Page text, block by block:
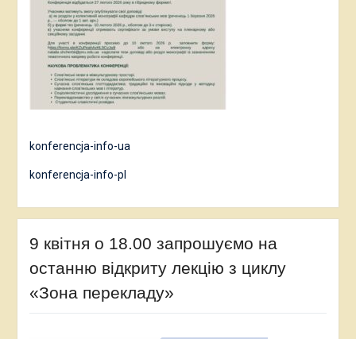
konferencja-info-ua
konferencja-info-pl
9 квітня о 18.00 запрошуємо на
останню відкриту лекцію з циклу
«Зона перекладу»